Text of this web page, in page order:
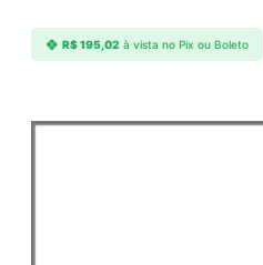
q
n
R$195,02 à vista no Pix ou Boleto